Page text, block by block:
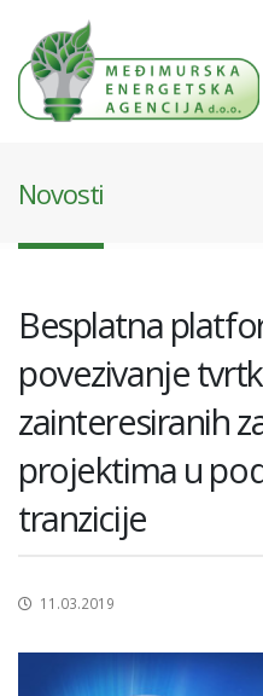
Novosti
Besplatna
povezivanje
zainteresiranih
projektima u
tranzicije
11.03.2019